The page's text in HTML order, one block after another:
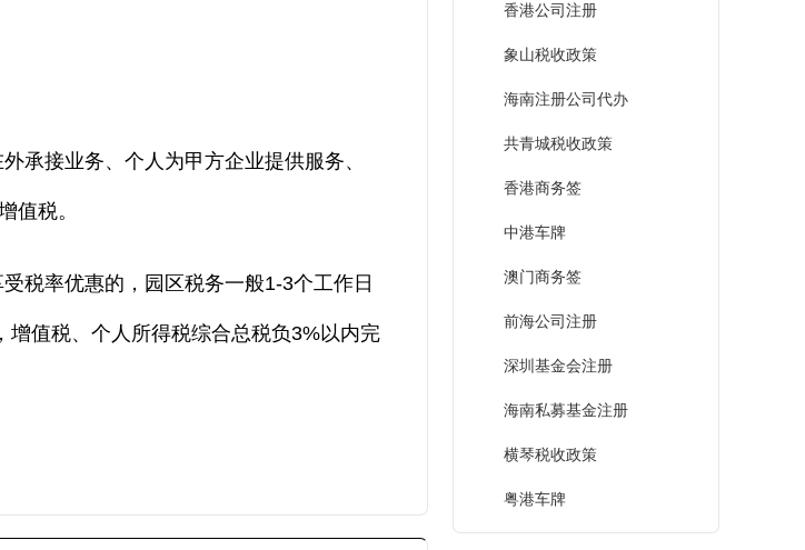
承接业务、个人为甲方企业提供服务、
值税。
税率优惠的，园区税务一般1-3个工作日
增值税、个人所得税综合总税负3%以内完
香港公司注册
象山税收政策
海南注册公司代办
共青城税收政策
香港商务签
中港车牌
澳门商务签
前海公司注册
深圳基金会注册
海南私募基金注册
横琴税收政策
粤港车牌